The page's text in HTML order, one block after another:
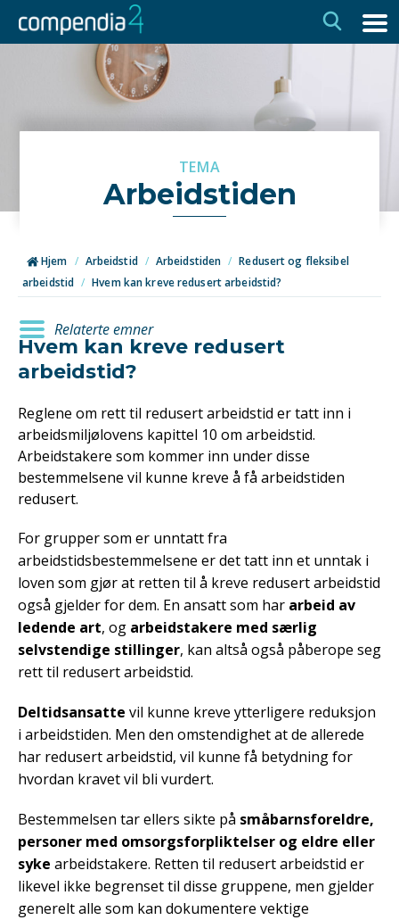
TEMA
Arbeidstiden
Hjem / Arbeidstid / Arbeidstiden / Redusert og fleksibel
arbeidstid / Hvem kan kreve redusert arbeidstid?
Relaterte emner
Hvem kan kreve redusert
arbeidstid?
Reglene om rett til redusert arbeidstid er tatt inn i
arbeidsmiljølovens kapittel 10 om arbeidstid.
Arbeidstakere som kommer inn under disse
bestemmelsene vil kunne kreve å få arbeidstiden
redusert.
For grupper som er unntatt fra
arbeidstidsbestemmelsene er det tatt inn et unntak i
loven som gjør at retten til å kreve redusert arbeidstid
også gjelder for dem. En ansatt som har arbeid av
ledende art, og arbeidstakere med særlig
selvstendige stillinger, kan altså også påberope seg
rett til redusert arbeidstid.
Deltidsansatte vil kunne kreve ytterligere reduksjon
i arbeidstiden. Men den omstendighet at de allerede
har redusert arbeidstid, vil kunne få betydning for
hvordan kravet vil bli vurdert.
Bestemmelsen tar ellers sikte på småbarnsforeldre,
personer med omsorgsforpliktelser og eldre eller
syke arbeidstakere. Retten til redusert arbeidstid er
likevel ikke begrenset til disse gruppene, men gjelder
generelt alle som kan dokumentere vektige